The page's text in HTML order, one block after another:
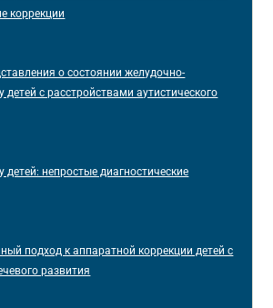
коррекции
о состоянии желудочно-
детей с расстройствами аутистического
непростые диагностические
подход к аппаратной коррекции детей с
развития